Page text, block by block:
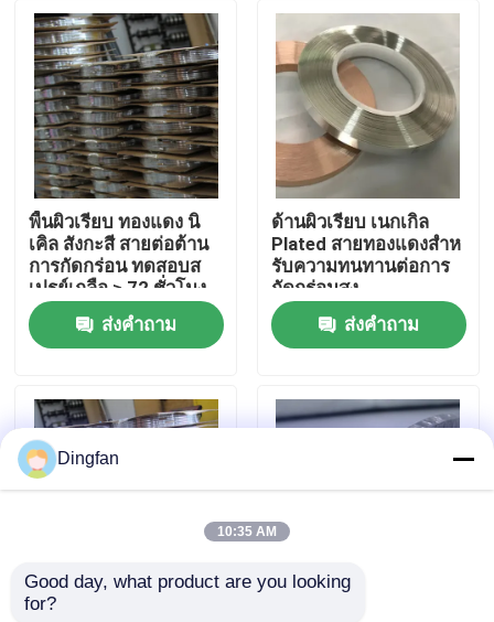
สินค้า
เกี่ยวกับเรา
ทัวร์โรงงาน
ควบคุมคุณภาพ
ติดต่อเรา
ข่าว
ขอใบเสนอราคา
แถบเหล็กชุบนิกเกิล
พื้นผิวเรียบ ทองแดง นิ
เคิล สังกะสี สายต่อต้าน
การกัดกร่อน ทดสอบส
เปรย์เกลือ ≥ 72 ชั่วโมง
ส่งคำถาม
ด้านผิวเรียบ เนกเกิล
Plated สายทองแดงสําห
รับความทนทานต่อการ
กัดกร่อนสูง
ส่งคำถาม
10 มม-600 มม ความ
Dingfan
10:35 AM
Good day, what product are you looking
for?